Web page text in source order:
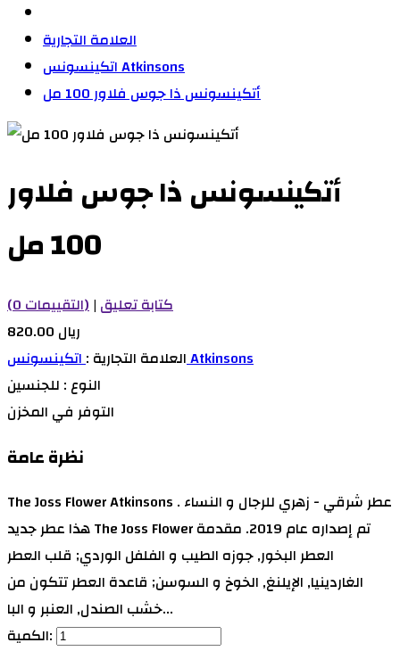
العلامة التجارية
اتكينسونس Atkinsons
أتكينسونس ذا جوس فلاور 100 مل
أتكينسونس ذا جوس فلاور
100 مل
(0 التقييمات)| كتابة تعليق
820.00 ريال
العلامة التجارية :اتكينسونس Atkinsons
النوع : للجنسين
التوفر في المخزن
نظرة عامة
The Joss Flower Atkinsons عطر شرقي - زهري للرجال و النساء .
هذا عطر جديد The Joss Flower تم إصداره عام 2019. مقدمة
العطر البخور, جوزه الطيب و الفلفل الوردي; قلب العطر
الغاردينيا, الإيلنغ, الخوخ و السوسن; قاعدة العطر تتكون من
خشب الصندل, العنبر و البا...
الكمية: